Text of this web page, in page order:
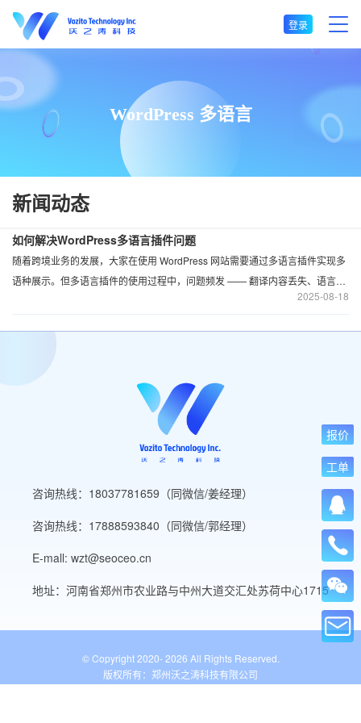
登录
WordPress 多语言
新闻动态
08-18
2025
如何解决WordPress多语言插件问题
随着跨境业务的发展，大家在使用 WordPress 网站需要通过多语言插件实现多
语种展示。但多语言插件的使用过程中，问题频发 —— 翻译内容丢失、语言切
换按钮失效、与主题 / 插件冲突、SEO 收录异常等，这些问题不仅影响用户体
咨询热线：18037781659（同微信/姜经理）
咨询热线：17888593840（同微信/郭经理）
E-mall: wzt@seoceo.cn
地址：河南省郑州市农业路与中州大道交汇处苏荷中心1715
© Copyright 2020-2026 All Rights Reserved.
版权所有：郑州沃之涛科技有限公司
报价
工单